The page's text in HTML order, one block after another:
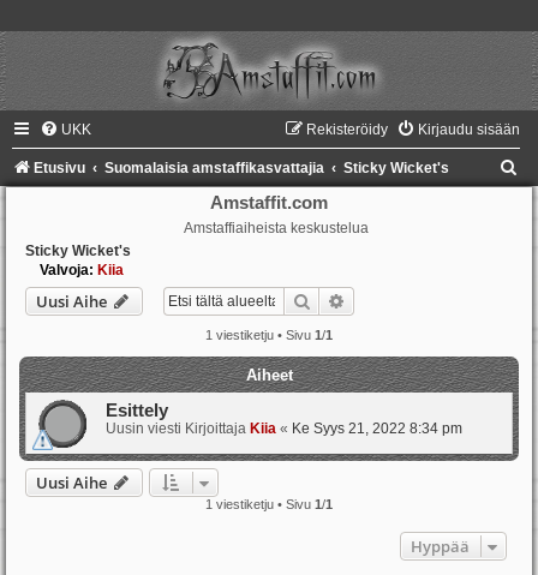
UKK Kirjaudu sisään
Rekisteröidy
Etusivu Suomalaisia amstaffikasvattajia Sticky Wicket's
Amstaffit.com
Amstaffiaiheista keskustelua
Sticky Wicket's
Valvoja: Kiia
Uusi Aihe Etsi
1 viestiketju • Sivu 1/1
Aiheet
Esittely
Uusin viesti Kirjoittaja Kiia « Ke Syys 21, 2022 8:34 pm
Uusi Aihe
1 viestiketju • Sivu 1/1
Hyppää